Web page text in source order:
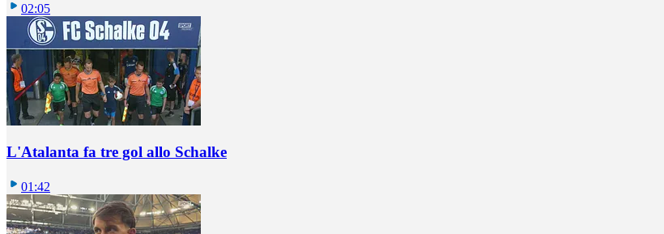
02:05
L'Atalanta fa tre gol allo Schalke
01:42